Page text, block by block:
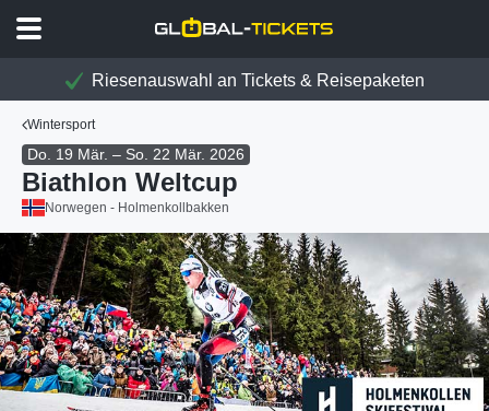
Riesenauswahl an Tickets & Reisepaketen
Wintersport
Do. 19 Mär. – So. 22 Mär. 2026
Biathlon Weltcup
Norwegen - Holmenkollbakken